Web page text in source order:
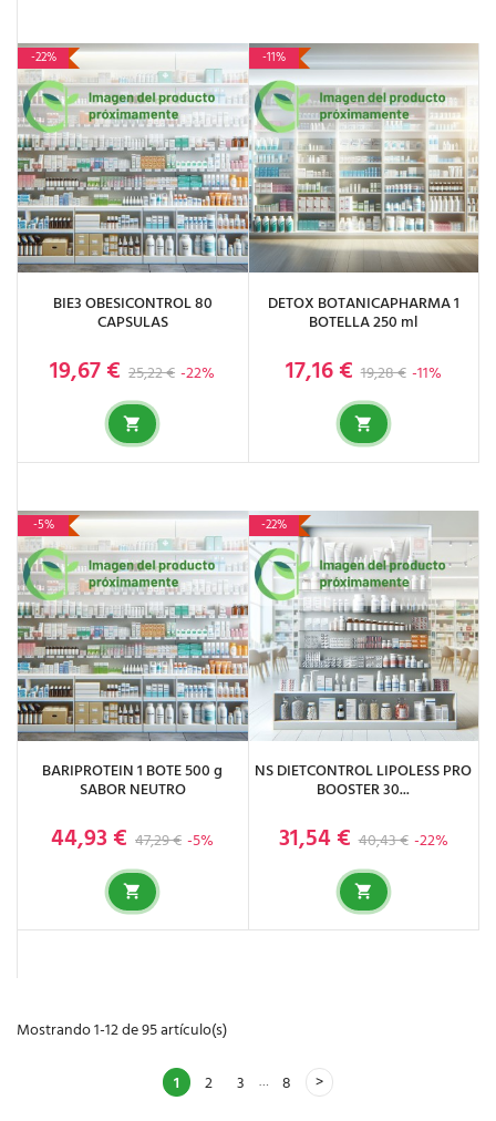
-22%
BIE3 OBESICONTROL 80
CAPSULAS
Precio base
25,22 € -22%
Precio
19,67 €
-11%
DETOX BOTANICAPHARMA 1
BOTELLA 250 ml
Precio base
19,28 € -11%
Precio
17,16 €
-5%
BARIPROTEIN 1 BOTE 500 g
SABOR NEUTRO
Precio base
47,29 € -5%
Precio
44,93 €
-22%
NS DIETCONTROL LIPOLESS PRO
BOOSTER 30...
Precio base
40,43 € -22%
Precio
31,54 €
Mostrando 1-12 de 95 artículo(s)
1 2 3 … 8